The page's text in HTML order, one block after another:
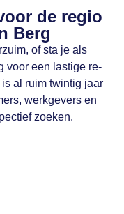
de regio
Berg
of sta je als
voor een lastige re-
al ruim twintig jaar
werkgevers en
zoeken.